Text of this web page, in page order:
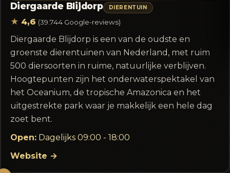
Diergaarde Blijdorp DIERENTUIN
★ 4,6 (39.744 Google-reviews)
Diergaarde Blijdorp is een van de oudste en
groenste dierentuinen van Nederland, met ruim
500 diersoorten in ruime, natuurlijke verblijven.
Hoogtepunten zijn het onderwaterspektakel van
het Oceanium, de tropische Amazonica en het
uitgestrekte park waar je makkelijk een hele dag
zoet bent.
Open:Dagelijks 09:00 - 18:00
Website →